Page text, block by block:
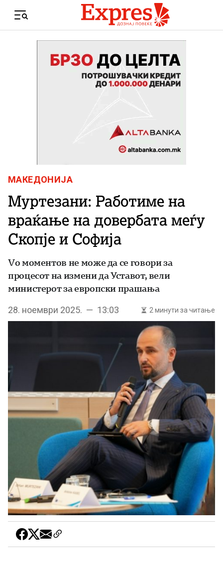
Menu
МАКЕДОНИЈА
Муртезани: Работиме на
враќање на довербата меѓу
Скопје и Софија
Vо моментов не може да се говори за
процесот на измени да Уставот, вели
министерот за европски прашања
28. ноември 2025. — 13:03 2 минути за читање